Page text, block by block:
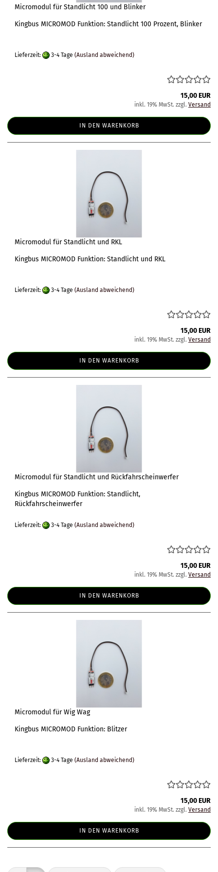
Micromodul für Standlicht 100 und Blinker
Kingbus MICROMOD Funktion: Standlicht 100 Prozent, Blinker
Lieferzeit: 3-4 Tage (Ausland abweichend)
15,00 EUR
inkl. 19% MwSt. zzgl. Versand
IN DEN WARENKORB
Micromodul für Standlicht und RKL
Kingbus MICROMOD Funktion: Standlicht und RKL
Lieferzeit: 3-4 Tage (Ausland abweichend)
15,00 EUR
inkl. 19% MwSt. zzgl. Versand
IN DEN WARENKORB
Micromodul für Standlicht und Rückfahrscheinwerfer
Kingbus MICROMOD Funktion: Standlicht,
Rückfahrscheinwerfer
Lieferzeit: 3-4 Tage (Ausland abweichend)
15,00 EUR
inkl. 19% MwSt. zzgl. Versand
IN DEN WARENKORB
Micromodul für Wig Wag
Kingbus MICROMOD Funktion: Blitzer
Lieferzeit: 3-4 Tage (Ausland abweichend)
15,00 EUR
inkl. 19% MwSt. zzgl. Versand
IN DEN WARENKORB